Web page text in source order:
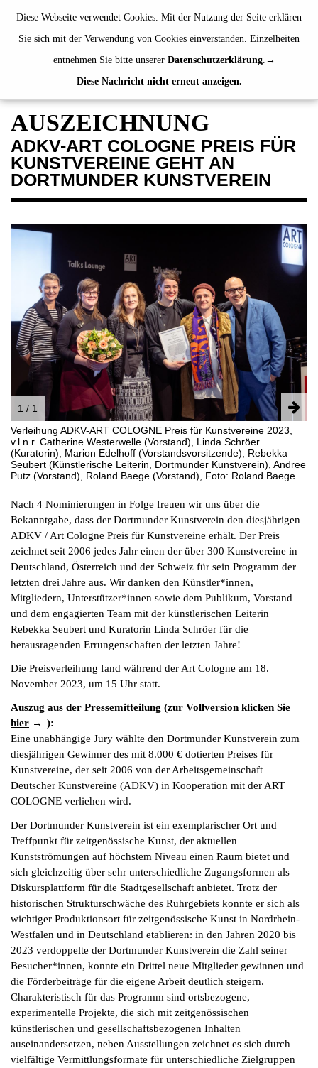
Diese Webseite verwendet Cookies. Mit der Nutzung der Seite erklären
Sie sich mit der Verwendung von Cookies einverstanden. Einzelheiten
entnehmen Sie bitte unserer Datenschutzerklärung.
Diese Nachricht nicht erneut anzeigen.
de | en
AUSSTELLUNGEN
VERANSTALTUNGEN
JAHRESGABEN
PUBLIKATIONEN
ÜBER UNS
BESUCH
MITGLIEDSCHAFT
NEWSLETTER
INSTAGRAM
PARTNER
IMPRESSUM
DATENSCHUTZ
AUSZEICHNUNG
ADKV-ART COLOGNE PREIS FÜR
KUNSTVEREINE GEHT AN
DORTMUNDER KUNSTVEREIN
1 / 1
Verleihung ADKV-ART COLOGNE Preis für Kunstvereine 2023,
v.l.n.r. Catherine Westerwelle (Vorstand), Linda Schröer
(Kuratorin), Marion Edelhoff (Vorstandsvorsitzende), Rebekka
Seubert (Künstlerische Leiterin, Dortmunder Kunstverein), Andree
Putz (Vorstand), Roland Baege (Vorstand), Foto: Roland Baege
Nach 4 Nominierungen in Folge freuen wir uns über die
Bekanntgabe, dass der Dortmunder Kunstverein den diesjährigen
ADKV / Art Cologne Preis für Kunstvereine erhält. Der Preis
zeichnet seit 2006 jedes Jahr einen der über 300 Kunstvereine in
Deutschland, Österreich und der Schweiz für sein Programm der
letzten drei Jahre aus. Wir danken den Künstler*innen,
Mitgliedern, Unterstützer*innen sowie dem Publikum, Vorstand
und dem engagierten Team mit der künstlerischen Leiterin
Rebekka Seubert und Kuratorin Linda Schröer für die
herausragenden Errungenschaften der letzten Jahre!
Die Preisverleihung fand während der Art Cologne am 18.
November 2023, um 15 Uhr statt.
Auszug aus der Pressemitteilung (zur Vollversion klicken Sie
hier
):
Eine unabhängige Jury wählte den Dortmunder Kunstverein zum
diesjährigen Gewinner des mit 8.000 € dotierten Preises für
Kunstvereine, der seit 2006 von der Arbeitsgemeinschaft
Deutscher Kunstvereine (ADKV) in Kooperation mit der ART
COLOGNE verliehen wird.
Der Dortmunder Kunstverein ist ein exemplarischer Ort und
Treffpunkt für zeitgenössische Kunst, der aktuellen
Kunstströmungen auf höchstem Niveau einen Raum bietet und
sich gleichzeitig über sehr unterschiedliche Zugangsformen als
Diskursplattform für die Stadtgesellschaft anbietet. Trotz der
historischen Strukturschwäche des Ruhrgebiets konnte er sich als
wichtiger Produktionsort für zeitgenössische Kunst in Nordrhein-
Westfalen und in Deutschland etablieren: in den Jahren 2020 bis
2023 verdoppelte der Dortmunder Kunstverein die Zahl seiner
Besucher*innen, konnte ein Drittel neue Mitglieder gewinnen und
die Förderbeiträge für die eigene Arbeit deutlich steigern.
Charakteristisch für das Programm sind ortsbezogene,
experimentelle Projekte, die sich mit zeitgenössischen
künstlerischen und gesellschaftsbezogenen Inhalten
auseinandersetzen, neben Ausstellungen zeichnet es sich durch
vielfältige Vermittlungsformate für unterschiedliche Zielgruppen